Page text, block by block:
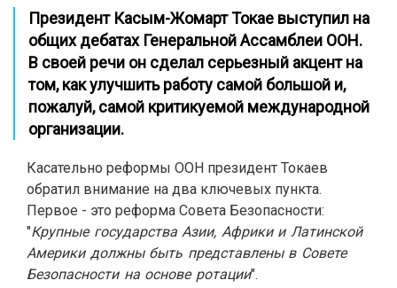
Президент Касым-Жомарт Токае выступил на
общих дебатах Генеральной Ассамблеи ООН.
В своей речи он сделал серьезный акцент на
том, как улучшить работу самой большой и,
пожалуй, самой критикуемой международной
организации.
Касательно реформы ООН президент Токаев
обратил внимание на два ключевых пункта.
Первое - это реформа Совета Безопасности:
"Крупные государства Азии, Африки и Латинской
Америки должны быть представлены в Совете
Безопасности на основе ротации".